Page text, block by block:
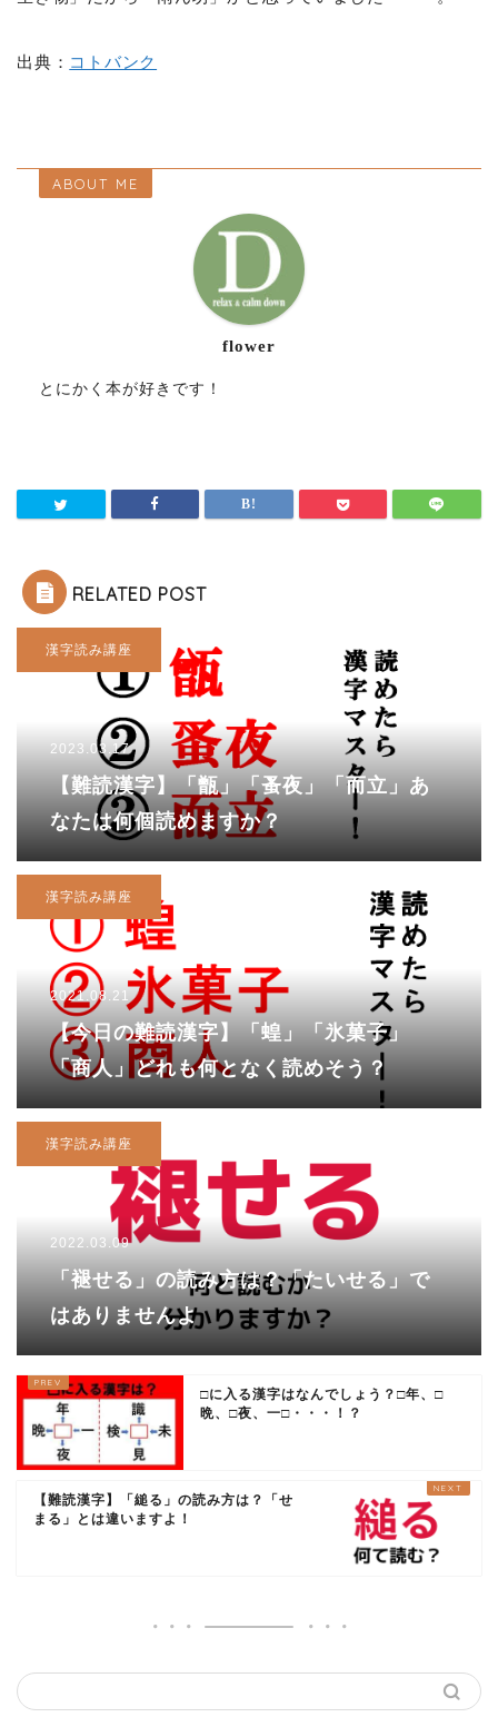
出典： コトバンク
ABOUT ME
flower
とにかく本が好きです！
RELATED POST
漢字読み講座
2023.03.17
【難読漢字】「甑」「蚤夜」「而立」あ
なたは何個読めますか？
漢字読み講座
2021.08.21
【今日の難読漢字】「蝗」「氷菓子」
「商人」どれも何となく読めそう？
漢字読み講座
2022.03.09
「褪せる」の読み方は？「たいせる」で
はありませんよ
□に入る漢字はなんでしょう？□年、□
晩、□夜、一□・・・！？
【難読漢字】「縋る」の読み方は？「せ
まる」とは違いますよ！